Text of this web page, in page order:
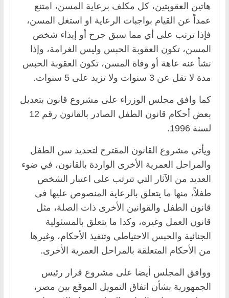
هاتين العقوبتين، كل مكلف برعاية المسن، امتنع
‏عمداً عن القيام بواجبات الرعاية او استغل المسن،
فإذا ترتب على أي مما سبق جرح أو إيذاء شخص
‏المسن، تكون العقوبة الحبس وليس الغرامة، وإذا
نشأ عنه عاهة أو وفاة المسن، تكون العقوبة الحبس
‏مدة لا تقل عن 3 سنوات ولا تزيد على 5 سنوات.‏
‏كما وافق مجلس الوزراء على مشروع قانون بتعديل
بعض أحكام قانون الطفل الصادر بالقانون رقم 12
‏لسنة 1996.‏
ويأتي مشروع القانون المقترح لتحديد سن الطفل
والمراحل العمرية الأخرى الواردة بالقانون، في ‏ضوء
العديد من الآثار التي تترتب على اعتبار الشخص
طفلاً، منها ما يتعلق بالرعاية المنصوص ‏عليها فى
قانون الطفل والقوانين الأخرى ذات الصلة، مثل
قانون العمل وغيره، وكذا ما يتعلق ‏بالمسئولية
الجنائية والحبس الاحتياطي وتنفيذ الأحكام، وغيرها
من الأحكام المتعلقة بالمراحل العمرية ‏الأخرى.‏
‏ووافق المجلس أيضا على مشروع قرار رئيس
الجمهورية بشأن اتفاق التمويل الموقع بين ‏مصر،